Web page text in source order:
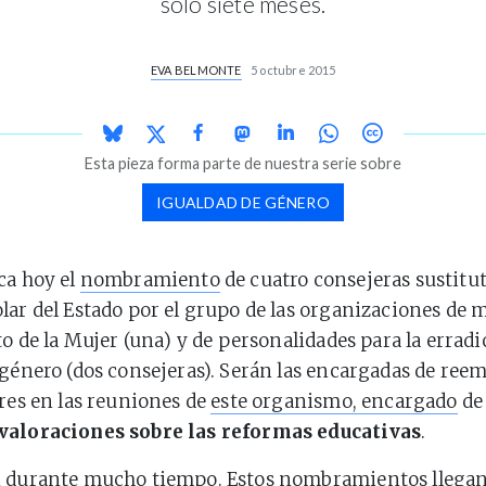
EVA BELMONTE 5 octubre 2015
Esta pieza forma parte de nuestra serie sobre
IGUALDAD DE GÉNERO
hoy el nombramientode cuatro consejeras
del Estado por el grupo de las organizaciones de
de la Mujer (una) y de personalidades para la
(dos consejeras). Serán las encargadas de
en las reuniones de este organismo, encargado
sobre las reformas educativas.
durante mucho tiempo. Estos nombramientos